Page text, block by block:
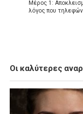
Μέρος 1:
λόγος που
Οι καλύτερες